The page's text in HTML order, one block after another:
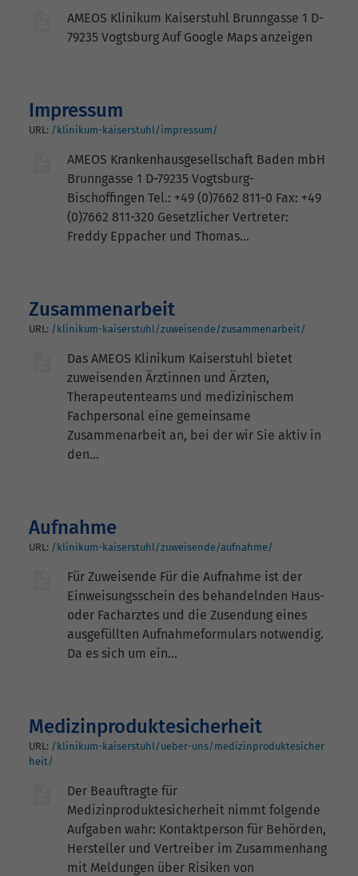
AMEOS Klinikum Kaiserstuhl Brunngasse 1 D-
79235 Vogtsburg Auf Google Maps anzeigen
Impressum
URL: /klinikum-kaiserstuhl/impressum/
AMEOS Krankenhausgesellschaft Baden mbH
Brunngasse 1 D-79235 Vogtsburg-
Bischoffingen Tel.: +49 (0)7662 811-0 Fax: +49
(0)7662 811-320 Gesetzlicher Vertreter:
Freddy Eppacher und Thomas…
Zusammenarbeit
URL: /klinikum-kaiserstuhl/zuweisende/zusammenarbeit/
Das AMEOS Klinikum Kaiserstuhl bietet
zuweisenden Ärztinnen und Ärzten,
Therapeutenteams und medizinischem
Fachpersonal eine gemeinsame
Zusammenarbeit an, bei der wir Sie aktiv in
den…
Aufnahme
URL: /klinikum-kaiserstuhl/zuweisende/aufnahme/
Für Zuweisende Für die Aufnahme ist der
Einweisungsschein des behandelnden Haus-
oder Facharztes und die Zusendung eines
ausgefüllten Aufnahmeformulars notwendig.
Da es sich um ein…
Medizinproduktesicherheit
URL: /klinikum-kaiserstuhl/ueber-uns/medizinproduktesicher
heit/
Der Beauftragte für
Medizinproduktesicherheit nimmt folgende
Aufgaben wahr: Kontaktperson für Behörden,
Hersteller und Vertreiber im Zusammenhang
mit Meldungen über Risiken von